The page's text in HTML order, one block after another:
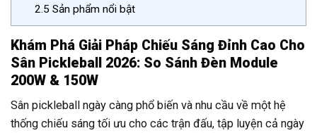
2.5 Sản phẩm nổi bật
Khám Phá Giải Pháp Chiếu Sáng Đỉnh Cao Cho
Sân Pickleball 2026: So Sánh Đèn Module
200W & 150W
Sân pickleball ngày càng phổ biến và nhu cầu về một hệ
thống chiếu sáng tối ưu cho các trận đấu, tập luyện cả ngày